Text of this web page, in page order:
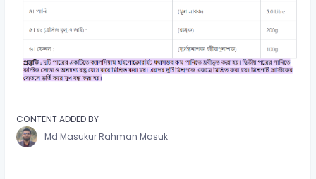
CONTENT ADDED BY
Md Masukur Rahman Masuk